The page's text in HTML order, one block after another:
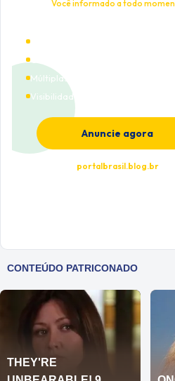
Você informado a todo
Múltiplas categorias
Visibilidade premium
Anuncie agora
portalbrasil.blog.br